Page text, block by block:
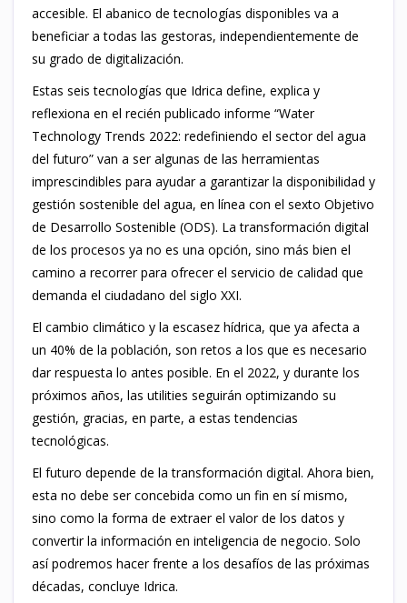
accesible. El abanico de tecnologías disponibles va a
beneficiar a todas las gestoras, independientemente de
su grado de digitalización.
Estas seis tecnologías que Idrica define, explica y
reflexiona en el recién publicado informe “Water
Technology Trends 2022: redefiniendo el sector del agua
del futuro” van a ser algunas de las herramientas
imprescindibles para ayudar a garantizar la disponibilidad y
gestión sostenible del agua, en línea con el sexto Objetivo
de Desarrollo Sostenible (ODS). La transformación digital
de los procesos ya no es una opción, sino más bien el
camino a recorrer para ofrecer el servicio de calidad que
demanda el ciudadano del siglo XXI.
El cambio climático y la escasez hídrica, que ya afecta a
un 40% de la población, son retos a los que es necesario
dar respuesta lo antes posible. En el 2022, y durante los
próximos años, las utilities seguirán optimizando su
gestión, gracias, en parte, a estas tendencias
tecnológicas.
El futuro depende de la transformación digital. Ahora bien,
esta no debe ser concebida como un fin en sí mismo,
sino como la forma de extraer el valor de los datos y
convertir la información en inteligencia de negocio. Solo
así podremos hacer frente a los desafíos de las próximas
décadas, concluye Idrica.